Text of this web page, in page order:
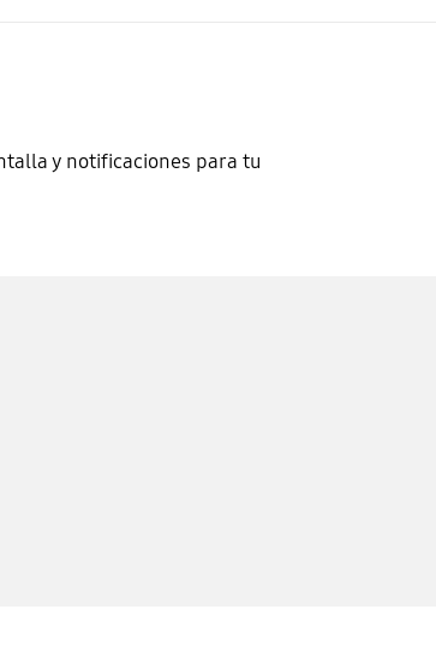
y notificaciones para tu